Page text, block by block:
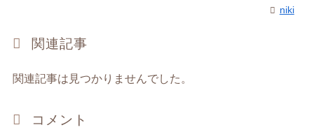
niki
関連記事
関連記事は見つかりませんでした。
コメント